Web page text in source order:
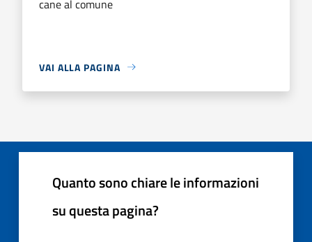
cane al comune
VAI ALLA PAGINA
Quanto sono chiare le informazioni
su questa pagina?